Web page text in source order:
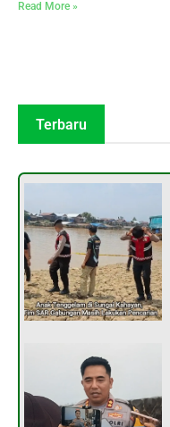
Read More »
Terbaru